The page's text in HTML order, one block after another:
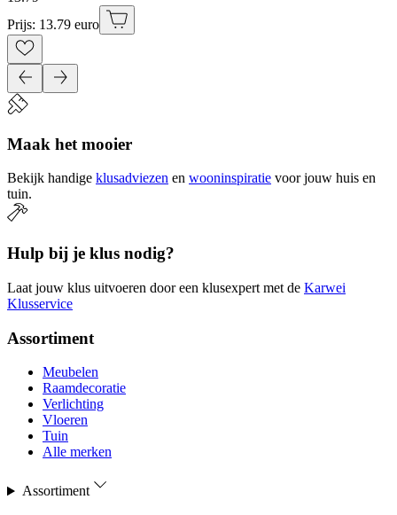
Prijs: 13.79 euro
Maak het mooier
Bekijk handige klusadviezen en wooninspiratie voor jouw huis en
tuin.
Hulp bij je klus nodig?
Laat jouw klus uitvoeren door een klusexpert met de Karwei
Klusservice
Assortiment
Meubelen
Raamdecoratie
Verlichting
Vloeren
Tuin
Alle merken
Assortiment